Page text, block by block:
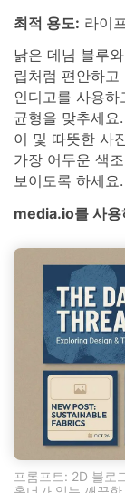
최적 용도: 라이
낡은 데님 블루
립처럼 편안하
인디고를 사용
균형을 맞추세
이 및 따뜻한 사
가장 어두운 색
보이도록 하세요.
media.io를 사용
프롬프트: 2D 블로